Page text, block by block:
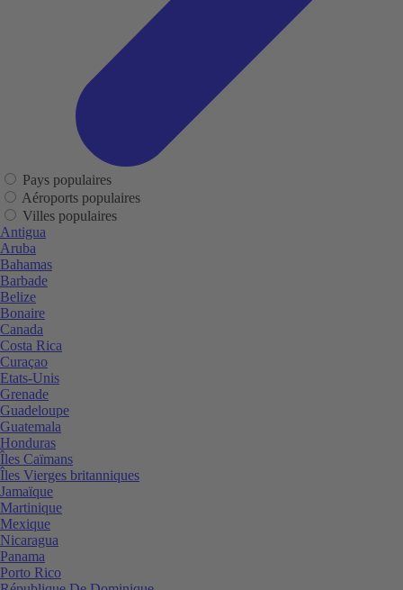
Pays populaires
Aéroports populaires
Villes populaires
Antigua
Aruba
Bahamas
Barbade
Belize
Bonaire
Canada
Costa Rica
Curaçao
Etats-Unis
Grenade
Guadeloupe
Guatemala
Honduras
Îles Caïmans
Îles Vierges britanniques
Jamaïque
Martinique
Mexique
Nicaragua
Panama
Porto Rico